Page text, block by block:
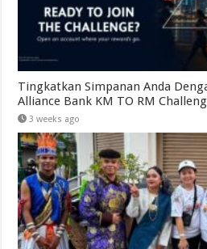
Tingkatkan Simpanan Anda
Alliance Bank KM TO RM
3 weeks ago